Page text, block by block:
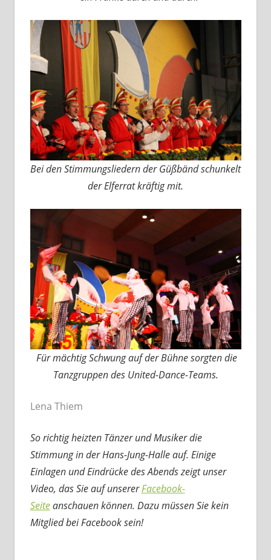
Bei den Stimmungsliedern der Güßbänd schunkelt
der Elferrat kräftig mit.
Für mächtig Schwung auf der Bühne sorgten die
Tanzgruppen des United-Dance-Teams.
Lena Thiem
So richtig heizten Tänzer und Musiker die
Stimmung in der Hans-Jung-Halle auf. Einige
Einlagen und Eindrücke des Abends zeigt unser
Video, das Sie auf unsererFacebook-
Seiteanschauen können. Dazu müssen Sie kein
Mitglied bei Facebook sein!